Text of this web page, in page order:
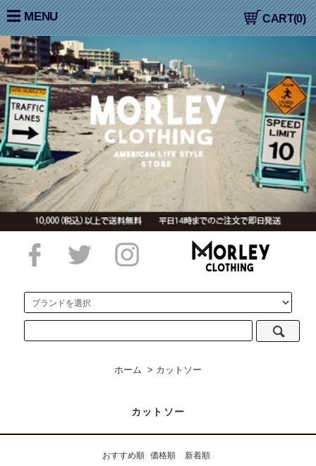
大阪高槻,国産ジーンズ,アメカジ,通販,販売, COLIMBO,コリン
ボ,WORKERS,ワーカーズ,LOOP&WEFT,ループ＆ウェフト CART(0)
MENU
ホーム > カットソー
カットソー
おすすめ順 価格順 新着順